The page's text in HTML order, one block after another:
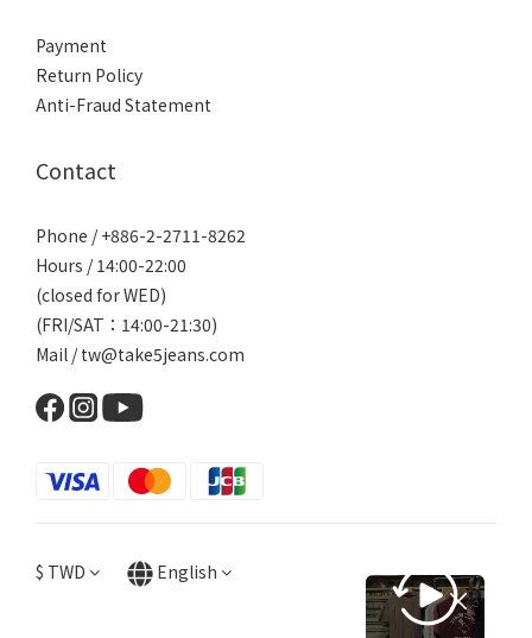
Payment
Return Policy
Anti-Fraud Statement
Contact
Phone / +886-2-2711-8262
Hours / 14:00-22:00
(closed for WED)
(FRI/SAT：14:00-21:30)
Mail / tw@take5jeans.com
$ TWD English